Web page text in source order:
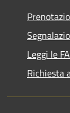
Leggi le
Richiesta